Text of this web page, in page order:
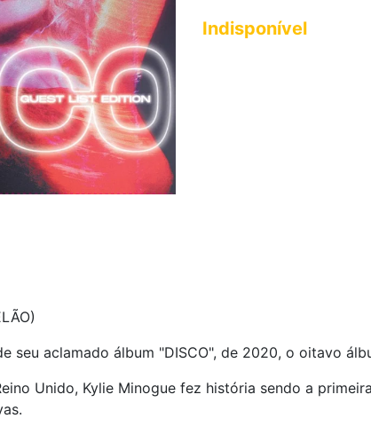
Indisponível
seu aclamado álbum "DISCO", de 2020, o oitavo
Unido, Kylie Minogue fez história sendo a